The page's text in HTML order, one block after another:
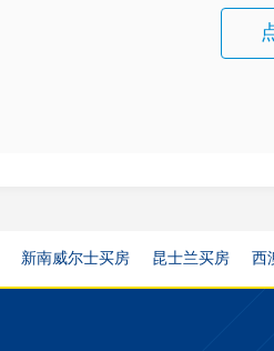
新南威尔士买房 昆士兰买房 西